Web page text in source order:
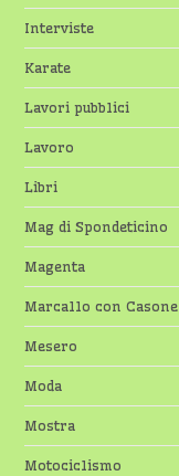
Interviste
Karate
Lavori pubblici
Lavoro
Libri
Mag di Spondeticino
Magenta
Marcallo con Casone
Mesero
Moda
Mostra
Motociclismo